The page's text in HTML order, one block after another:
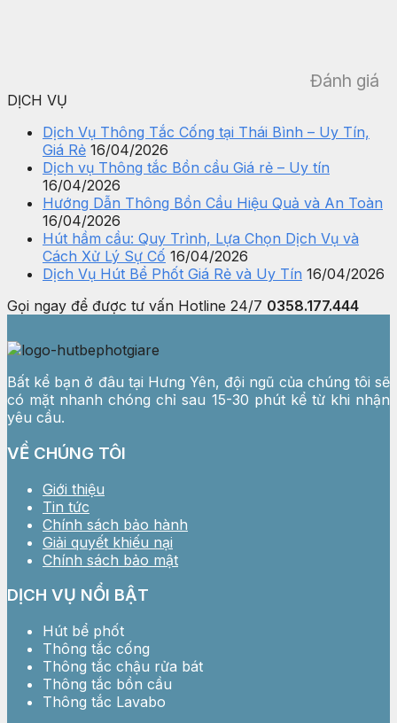
Đánh giá
DỊCH VỤ
Dịch Vụ Thông Tắc Cống tại Thái Bình – Uy Tín,
Giá Rẻ 16/04/2026
Dịch vụ Thông tắc Bồn cầu Giá rẻ – Uy tín
16/04/2026
Hướng Dẫn Thông Bồn Cầu Hiệu Quả và An Toàn
16/04/2026
Hút hầm cầu: Quy Trình, Lựa Chọn Dịch Vụ và
Cách Xử Lý Sự Cố 16/04/2026
Dịch Vụ Hút Bể Phốt Giá Rẻ và Uy Tín 16/04/2026
Gọi ngay để được tư vấn Hotline 24/7 0358.177.444
Bất kể bạn ở đâu tại Hưng Yên, đội ngũ của chúng tôi sẽ
có mặt nhanh chóng chỉ sau 15-30 phút kể từ khi nhận
yêu cầu.
VỀ CHÚNG TÔI
Giới thiệu
Tin tức
Chính sách bảo hành
Giải quyết khiếu nại
Chính sách bảo mật
DỊCH VỤ NỔI BẬT
Hút bể phốt
Thông tắc cống
Thông tắc chậu rửa bát
Thông tắc bồn cầu
Thông tắc Lavabo